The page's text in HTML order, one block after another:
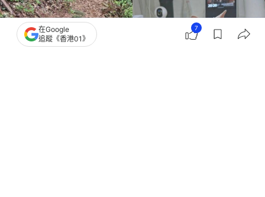
在Google
追蹤《香港01》
7